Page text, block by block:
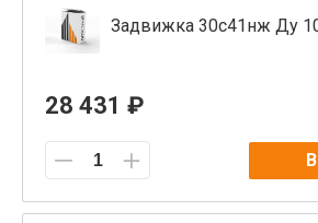
Задвижка 30с41нж Ду
28 431 ₽